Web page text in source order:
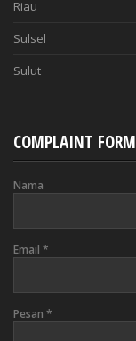
Riau
Sulsel
Sulut
COMPLAINT FORM
Nama
Email *
Pesan *